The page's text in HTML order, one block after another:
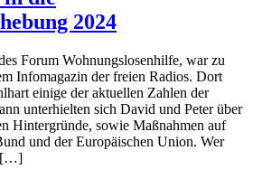
2024
Forum Wohnungslosenhilfe, war zu
Infomagazin der freien Radios. Dort
einige der aktuellen Zahlen der
unterhielten sich David und Peter über
Hintergründe, sowie Maßnahmen auf
und der Europäischen Union. Wer
[…]